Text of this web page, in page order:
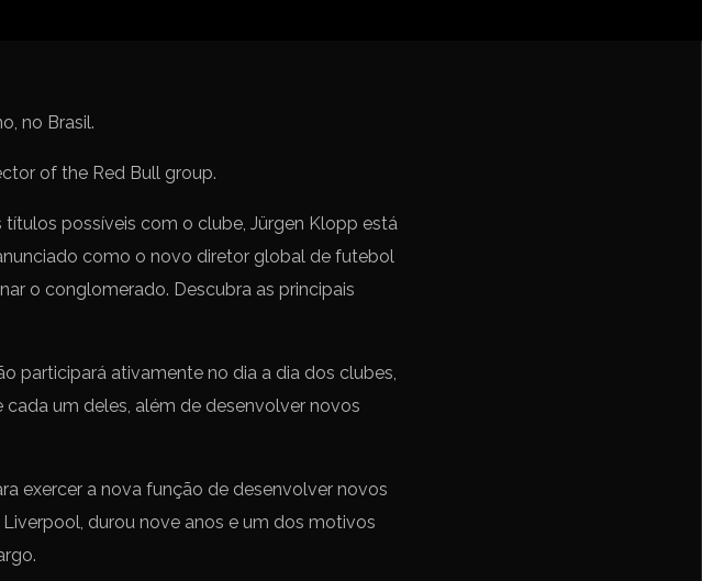
Eliminatórias da Copa do Mundo FIFA da América do Sul
no Brasil.
possíveis com o clube, Jürgen Klopp está
como o novo diretor global de futebol
o conglomerado. Descubra as principais
participará ativamente no dia a dia dos clubes,
um deles, além de desenvolver novos
exercer a nova função de desenvolver novos
durou nove anos e um dos motivos